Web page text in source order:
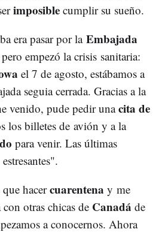
imposible cumplir su sueño.
era pasar por la Embajada
empezó la crisis sanitaria:
el 7 de agosto, estábamos a
seguia cerrada. Gracias a la
venido, pude pedir unacita de
los billetes de avión y a la
para venir. Las últimas
hacercuarentena y me
otras chicas de Canadá de
a conocernos. Ahora